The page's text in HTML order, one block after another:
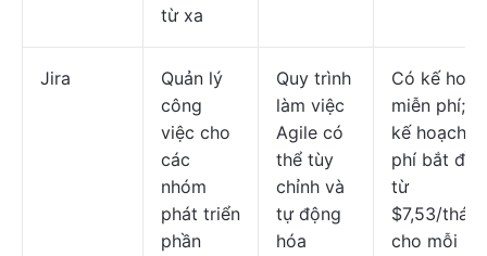
từ xa
Jira
Quản lý
công
việc cho
các
nhóm
phát triển
phần
Quy trình
làm việc
Agile có
thể tùy
chỉnh và
tự động
hóa
Có kế
miễn phí;
kế hoạch
phí bắt đầu
từ
$7,53/
cho mỗi